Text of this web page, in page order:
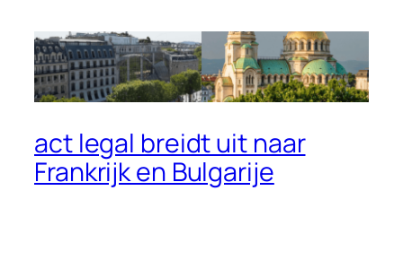
act legal breidt uit naar
Frankrijk en Bulgarije